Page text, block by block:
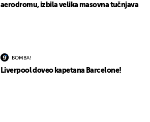
aerodromu, izbila velika masovna tučnjava
BOMBA!
Liverpool doveo kapetana Barcelone!